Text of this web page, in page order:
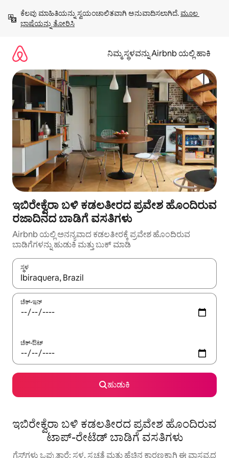
ಹೋಗಿ
ಕೆಲವು ಮಾಹಿತಿಯನ್ನು ಸ್ವಯಂಚಾಲಿತವಾಗಿ ಅನುವಾದಿಸಲಾಗಿದೆ. ಮೂಲ
ಭಾಷೆಯನ್ನು ತೋರಿಸಿ
ನಿಮ್ಮ ಸ್ಥಳವನ್ನು Airbnb ಯಲ್ಲಿ ಹಾಕಿ
ಇಬಿರೇಕ್ವೆರಾ ಬಳಿ ಕಡಲತೀರದ ಪ್ರವೇಶ ಹೊಂದಿರುವ
ರಜಾದಿನದ ಬಾಡಿಗೆ ವಸತಿಗಳು
Airbnb ಯಲ್ಲಿ ಅನನ್ಯವಾದ ಕಡಲತೀರಕ್ಕೆ ಪ್ರವೇಶ ಹೊಂದಿರುವ
ಬಾಡಿಗೆಗಳನ್ನು ಹುಡುಕಿ ಮತ್ತು ಬುಕ್ ಮಾಡಿ
ಸ್ಥಳ
ಫಲಿತಾಂಶಗಳು ಲಭ್ಯವಿರುವಾಗ, ಅಪ್ ಮತ್ತು ಡೌನ್ ಬಾಣದ ಕೀಲಿಗಳೊಂದಿಗೆ
ಚೆಕ್-ಇನ್
ಚೆಕ್-ಔಟ್
ಹುಡುಕಿ
ಇಬಿರೇಕ್ವೆರಾ ಬಳಿ ಕಡಲತೀರದ ಪ್ರವೇಶ ಹೊಂದಿರುವ
ಟಾಪ್-ರೇಟೆಡ್ ಬಾಡಿಗೆ ವಸತಿಗಳು
ಗೆಸ್ಟ್‌ಗಳು ಒಪ್ಪುತ್ತಾರೆ: ಸ್ಥಳ, ಸ್ವಚ್ಛತೆ ಮತ್ತು ಹೆಚ್ಚಿನ ಕಾರಣಕ್ಕಾಗಿ ಈ ವಾಸ್ತವ್ಯದ